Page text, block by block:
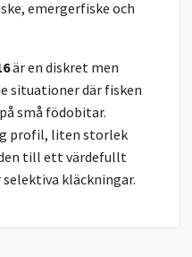
emergerfiske och
är en diskret men
situationer där fisken
små födobitar.
profil, liten storlek
till ett värdefullt
kläckningar.